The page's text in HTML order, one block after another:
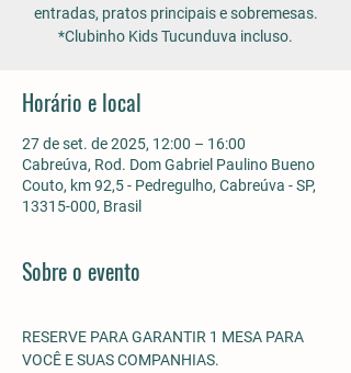
entradas, pratos principais e sobremesas.
*Clubinho Kids Tucunduva incluso.
Horário e local
27 de set. de 2025, 12:00 – 16:00
Cabreúva, Rod. Dom Gabriel Paulino Bueno
Couto, km 92,5 - Pedregulho, Cabreúva - SP,
13315-000, Brasil
Sobre o evento
RESERVE PARA GARANTIR 1 MESA PARA
VOCÊ E SUAS COMPANHIAS.